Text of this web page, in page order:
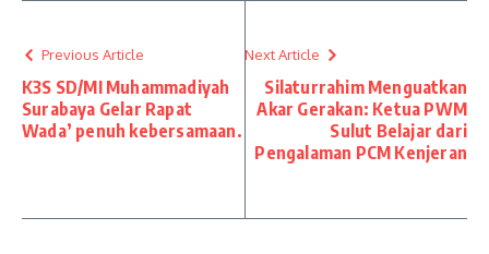
Previous Article
K3S SD/MI Muhammadiyah
Surabaya Gelar Rapat
Wada’ penuh kebersamaan.
Next Article
Silaturrahim Menguatkan
Akar Gerakan: Ketua PWM
Sulut Belajar dari
Pengalaman PCM Kenjeran